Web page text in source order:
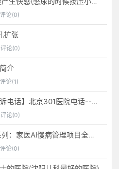
评论(0)
扩张
评论(0)
介
评论(1)
【北京市医院投诉电话】北京301医院电话--(北京301医院投诉电话多少)
评论(0)
金桔子1.0产品系列：家医AI慢病管理项目全国招募区域合伙人，低投入，高回报，长收益
评论(0)